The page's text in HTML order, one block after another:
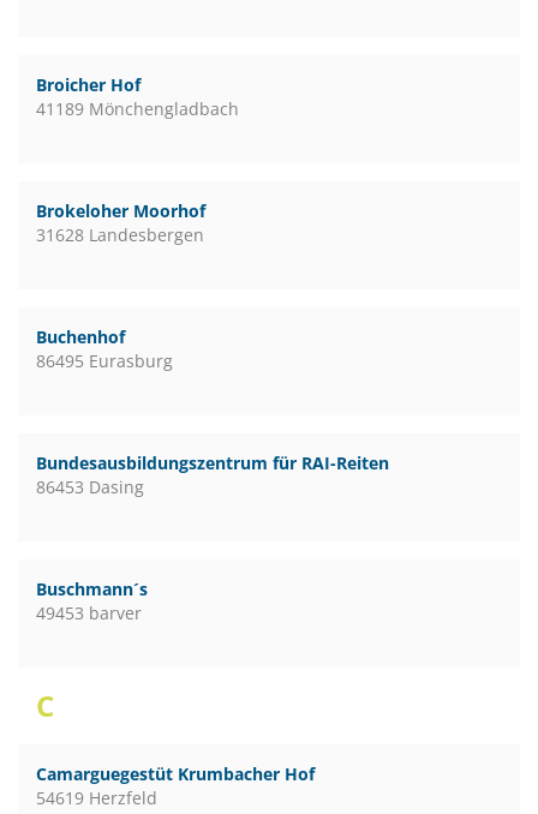
Broicher Hof
41189 Mönchengladbach
Brokeloher Moorhof
31628 Landesbergen
Buchenhof
86495 Eurasburg
Bundesausbildungszentrum für RAI-Reiten
86453 Dasing
Buschmann´s
49453 barver
C
Camarguegestüt Krumbacher Hof
54619 Herzfeld